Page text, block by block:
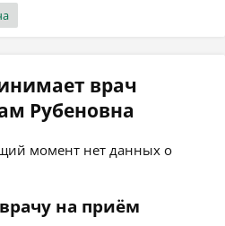
врач
Рубеновна
момент нет данных о
на приём